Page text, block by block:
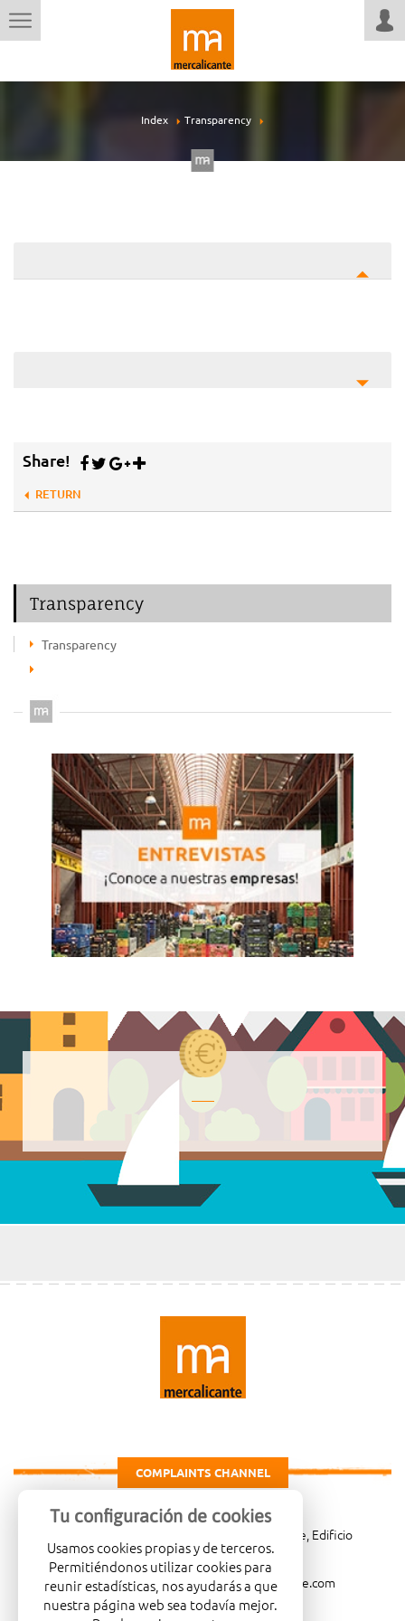
Index Transparency
Share!
RETURN
Transparency
Transparency
COMPLAINTS CHANNEL
Carretera de Madrid Km. 4, 03007 Alicante, Edificio
Administrativo, planta 3ª
966081001
merca@mercalicante.com
Tu configuración de cookies
Usamos cookies propias y de terceros.
Permitiéndonos utilizar cookies para
reunir estadísticas, nos ayudarás a que
nuestra página web sea todavía mejor.